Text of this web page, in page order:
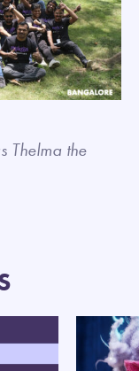
Thelma the